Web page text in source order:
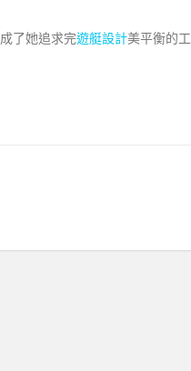
成了她追求完遊艇設計美平衡的工